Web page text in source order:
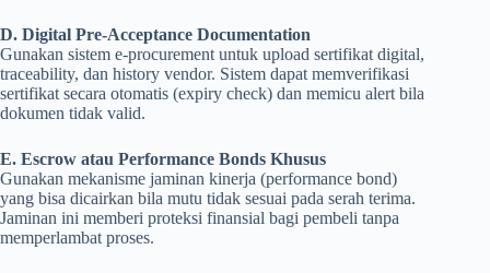
D. Digital Pre-Acceptance Documentation
Gunakan sistem e-procurement untuk upload sertifikat digital,
traceability, dan history vendor. Sistem dapat memverifikasi
sertifikat secara otomatis (expiry check) dan memicu alert bila
dokumen tidak valid.
E. Escrow atau Performance Bonds Khusus
Gunakan mekanisme jaminan kinerja (performance bond)
yang bisa dicairkan bila mutu tidak sesuai pada serah terima.
Jaminan ini memberi proteksi finansial bagi pembeli tanpa
memperlambat proses.